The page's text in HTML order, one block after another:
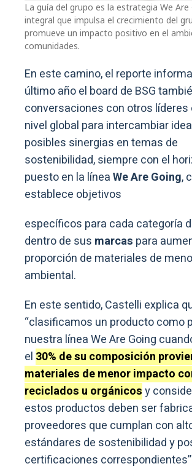
La guía del grupo es la estrategia We Are
integral que impulsa el crecimiento del
promueve un impacto positivo en el
comunidades.
En este camino, el reporte
último año el board de BSG
conversaciones con otros líderes
nivel global para intercambiar
posibles sinergias en temas de
sostenibilidad, siempre con el
puesto en la líneaWe Are Going,
establece objetivos
específicos para cada categoría
dentro de sus marcas para
proporción de materiales de
ambiental.
En este sentido, Castelli explica
“clasificamos un producto como
nuestra línea We Are Going
el 30% de su composición
materiales de menor impacto
reciclados u orgánicosy
estos productos deben ser
proveedores que cumplan con
estándares de sostenibilidad y
certificaciones